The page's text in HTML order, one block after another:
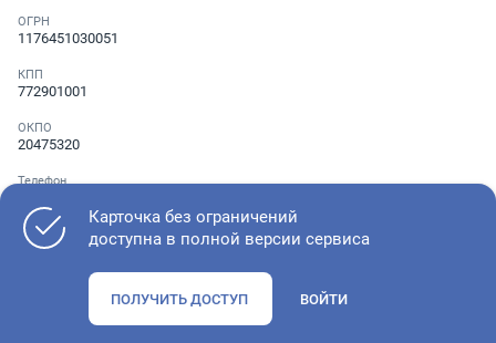
ОГРН
1176451030051
КПП
772901001
ОКПО
20475320
Телефон
Как оценить состояние компании
Карточка без ограничений
доступна в полной версии сервиса
ПОЛУЧИТЬ ДОСТУП ВОЙТИ